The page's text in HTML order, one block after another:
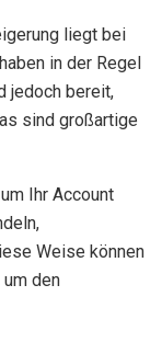
liegt bei
in der Regel
jedoch bereit,
sind großartige
Ihr Account
Weise können
den